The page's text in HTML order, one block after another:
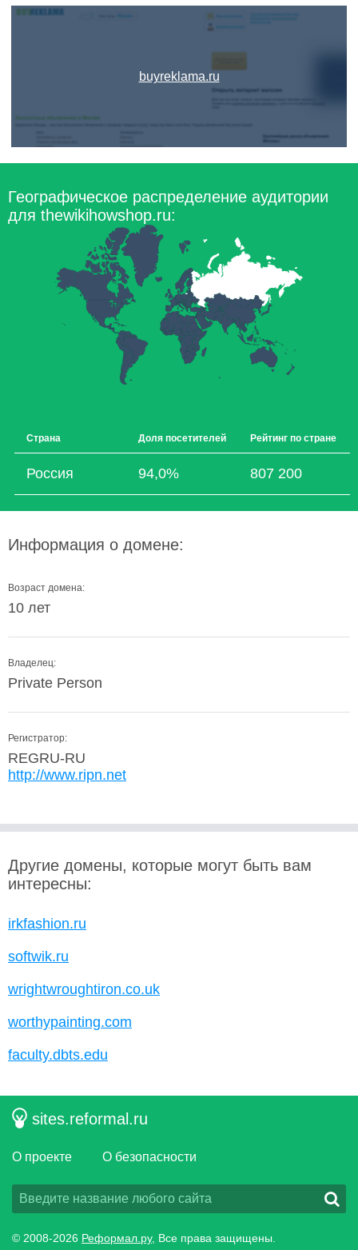
buyreklama.ru
Географическое распределение аудитории
для thewikihowshop.ru:
Страна Доля посетителей Рейтинг по стране
Россия 94,0% 807 200
Информация о домене:
Возраст домена:
10 лет
Владелец:
Private Person
Регистратор:
REGRU-RU
http://www.ripn.net
Другие домены, которые могут быть вам
интересны:
irkfashion.ru
softwik.ru
wrightwroughtiron.co.uk
worthypainting.com
faculty.dbts.edu
sites.reformal.ru
О проекте О безопасности
© 2008-2026 Реформал.ру, Все права защищены.